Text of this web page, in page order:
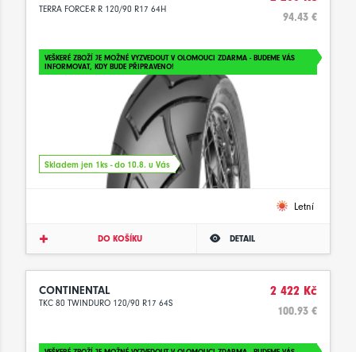
TERRA FORCE-R R 120/90 R17 64H
94.43 €
VEŠKERÉ ZBOŽÍ JE MOŽNÉ VYZVEDOUT V OLOMOUCI ZDARMA - BUDEME VÁS
INFORMOVAT, KDY BUDE PŘIPRAVENO!
Skladem jen 1ks - do 10.8. u Vás
Letní
DO KOŠÍKU DETAIL
CONTINENTAL
TKC 80 TWINDURO 120/90 R17 64S
2 422 Kč
100.93 €